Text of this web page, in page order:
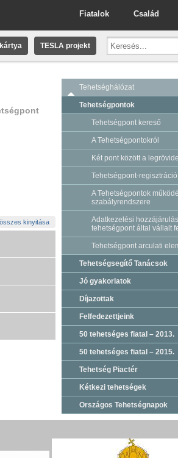
Család
Fiatalok
TESLA projekt
kinyitása
Tehetséghálózat
Tehetségpontok
Tehetségpont kereső
A Tehetségpontokról
Két pont között a
Tehetségpont-regisztráció
A Tehetségpontok
szabályrendszere
Adatkezelési
tehetségpont által vállalt
Tehetségpont arculati
Tehetségsegítő Tanácsok
Jó gyakorlatok
Díjazottak
Felfedezettjeink
50 tehetséges fiatal – 2013.
50 tehetséges fiatal – 2015.
Tehetség Piactér
Kétkezi tehetségek
Országos Tehetségnapok